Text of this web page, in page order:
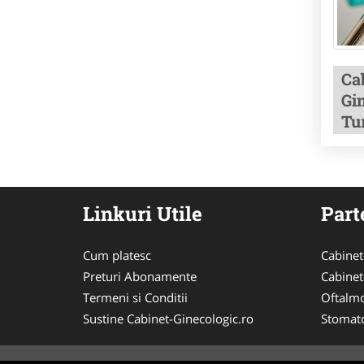
Linkuri Utile
Cum platesc
Preturi Abonamente
Termeni si Conditii
Sustine Cabinet-Ginecologic.ro